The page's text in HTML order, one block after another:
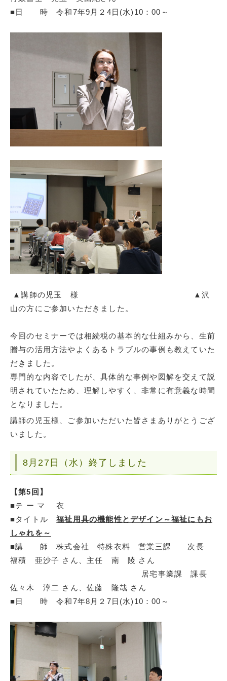
■日 時 令和7年9月２4日(水)10：00～
▲講師の児玉 様 ▲沢
山の方にご参加いただきました。
今回のセミナーでは相続税の基本的な仕組みから、生前
贈与の活用方法やよくあるトラブルの事例も教えていた
だきました。
専門的な内容でしたが、具体的な事例や図解を交えて説
明されていたため、理解しやすく、非常に有意義な時間
となりました。
講師の児玉様、ご参加いただいた皆さまありがとうござ
いました。
8月27日（水）終了しました
【第5回】
■テ ー マ 衣
■タイトル福祉用具の機能性とデザイン～福祉にもお
しゃれを～
■講 師 株式会社 特殊衣料 営業三課 次長
福積 亜沙子 さん、主任 南 陵 さん
居宅事業課 課長
佐々木 淳二 さん、佐藤 隆哉 さん
■日 時 令和7年8月２7日(水)10：00～